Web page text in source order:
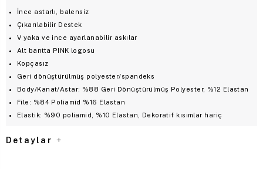
İnce astarlı, balensiz
Çıkarılabilir Destek
V yaka ve ince ayarlanabilir askılar
Alt bantta PINK logosu
Kopçasız
Geri dönüştürülmüş polyester/spandeks
Body/Kanat/Astar: %88 Geri Dönüştürülmüş Polyester, %12 Elastan
File: %84 Poliamid %16 Elastan
Elastik: %90 poliamid, %10 Elastan, Dekoratif kısımlar hariç
Detaylar